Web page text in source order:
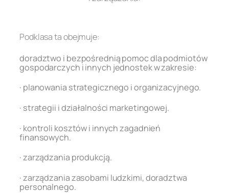
Podklasa ta obejmuje:
doradztwo i bezpośrednią pomoc dla podmiotów
gospodarczych i innych jednostek w zakresie:
· planowania strategicznego i organizacyjnego.
· strategii i działalności marketingowej.
· kontroli kosztów i innych zagadnień
finansowych.
· zarządzania produkcją.
· zarządzania zasobami ludzkimi, doradztwa
personalnego.